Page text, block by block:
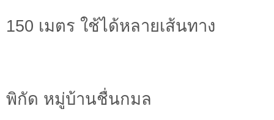
150 เมตร ใช้ได้หลายเส้นทาง
พิกัด หมู่บ้านชื่นกมล